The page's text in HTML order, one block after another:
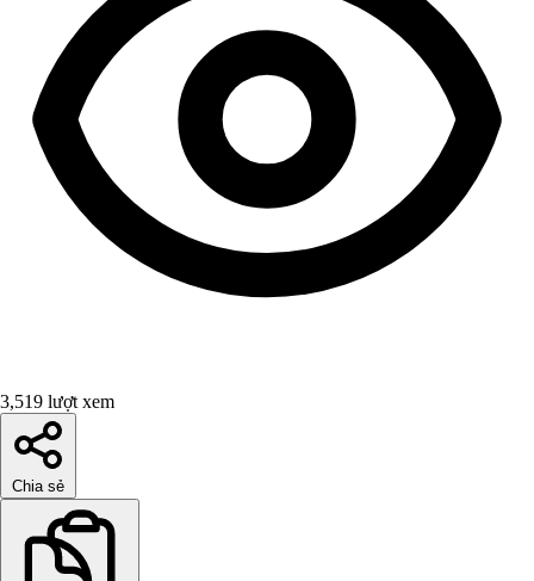
3,519 lượt xem
Chia sẻ